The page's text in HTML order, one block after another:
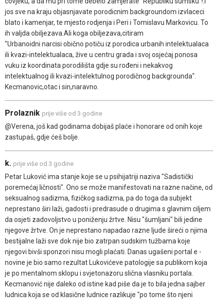
jos sve na kraju objasnjavate porodicnim backgroundom izvlaceci
blato i kamenjar, te mjesto rodjenja i Peri i Tomislavu Markovicu. To
ih valjda obiljezava.Ali koga obiljezava,citiram
"Urbanoidni narcisi obično potiču iz porodica urbanih intelektualaca
ili kvazi-intelektualaca, žive u centru grada i svoj osjećaj ponosa
vuku iz koordinata porodilišta gdje su rođeni i nekakvog
intelektualnog ili kvazi-intelektulnog porodičnog backgrounda".
Kecmanovic,otac i sin,naravno.
Prolaznik prije više od 3 godine
@Verena, još kad godinama dobijaš plaće i honorare od onih koje
zastupaš, gdje ćeš bolje.
k. prije više od 3 godine
Petar Luković ima stanje koje se u psihijatriji naziva "Sadistički
poremećaj ličnosti". Ono se može manifestovati na razne načine, od
seksualnog sadizma, fizičkog sadizma, pa do toga da subjekt
neprestano širi laži, gadosti i predrasude o drugima s glavnim ciljem
da osjeti zadovoljstvo u poniženju žrtve. Nisu "šumljani" bili jedine
njegove žrtve. On je neprestano napadao razne ljude šireći o njima
bestijalne laži sve dok nije bio zatrpan sudskim tužbama koje
njegovi bivši sponzori nisu mogli plaćati. Danas ugašeni portal e -
novine je bio samo rezultat Lukovićeve patologije sa publikom koja
je po mentalnom sklopu i svjetonazoru slična vlasniku portala.
Kecmanović nije daleko od istine kad piše da je to bila jedna sajber
ludnica koja se od klasične ludnice razlikuje "po tome što njeni